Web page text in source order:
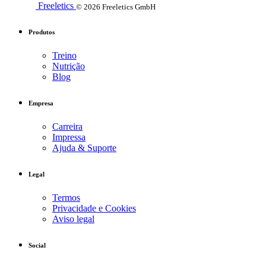
Freeletics © 2026 Freeletics GmbH
Produtos
Treino
Nutrição
Blog
Empresa
Carreira
Impressa
Ajuda & Suporte
Legal
Termos
Privacidade e Cookies
Aviso legal
Social